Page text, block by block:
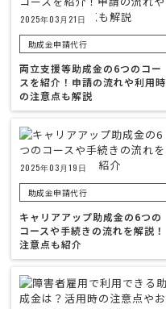
2025年03月21日
助成金申請代行
両立支援等助成金の6つのコー
スを紹介！申請の流れや利用時
の注意点も解説
2025年03月19日
助成金申請代行
キャリアアップ助成金の6つの
コースや手続きの流れを解説！
注意点も紹介